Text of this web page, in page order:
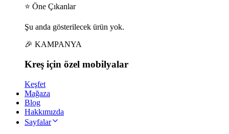
⭐ Öne Çıkanlar
Şu anda gösterilecek ürün yok.
🎉 KAMPANYA
Kreş için özel mobilyalar
Keşfet
Mağaza
Blog
Hakkımızda
Sayfalar